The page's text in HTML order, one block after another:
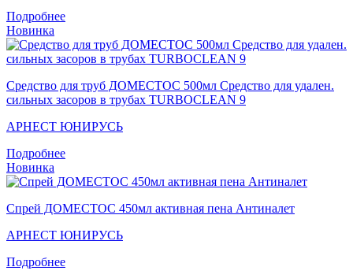
Подробнее
Новинка
Средство для труб ДОМЕСТОС 500мл Средство для удален.
сильных засоров в трубах TURBOCLEAN 9
АРНЕСТ ЮНИРУСЬ
Подробнее
Новинка
Спрей ДОМЕСТОС 450мл активная пена Антиналет
АРНЕСТ ЮНИРУСЬ
Подробнее